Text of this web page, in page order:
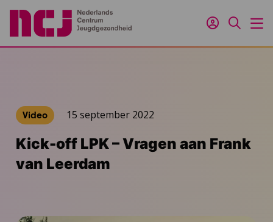
Inloggen
Zoeken
Video 15 september 2022
Kick-off LPK – Vragen aan Frank
van Leerdam